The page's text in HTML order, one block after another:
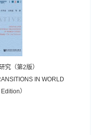
究（第2版）
IN WORLD
）